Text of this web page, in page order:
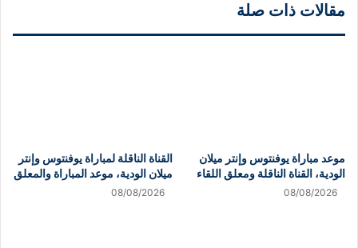
مقالات ذات صلة
موعد مباراة يوفنتوس وإنتر ميلان
الودية، القناة الناقلة ومعلق اللقاء
08/08/2026
القناة الناقلة لمباراة يوفنتوس وإنتر
ميلان الودية، موعد المباراة والمعلق
08/08/2026